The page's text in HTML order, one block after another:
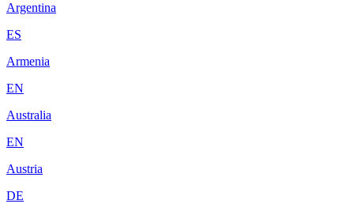
Argentina
ES
Armenia
EN
Australia
EN
Austria
DE